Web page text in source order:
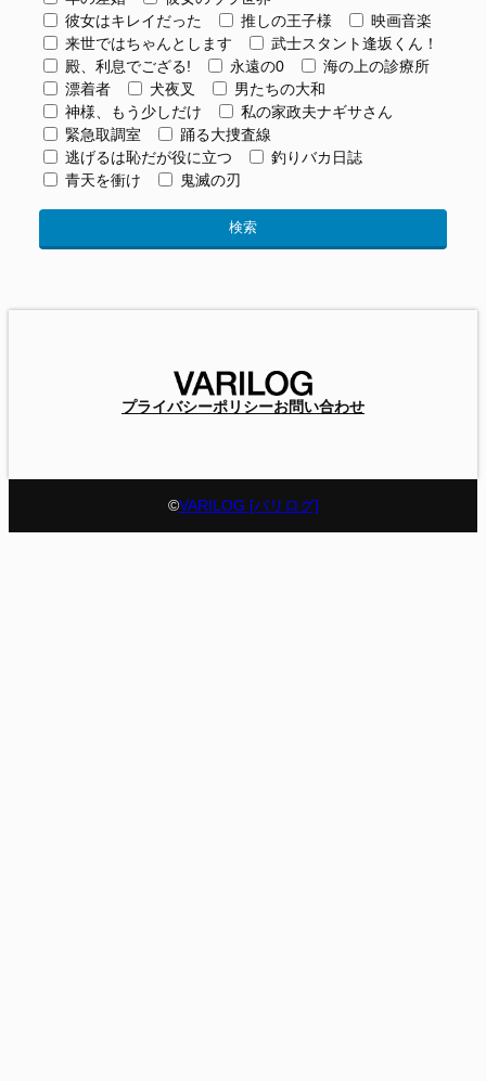
彼女はキレイだった
推しの王子様
映画音楽
来世ではちゃんとします
武士スタント逢坂くん！
殿、利息でござる!
永遠の0
海の上の診療所
漂着者
犬夜叉
男たちの大和
神様、もう少しだけ
私の家政夫ナギサさん
緊急取調室
踊る大捜査線
逃げるは恥だが役に立つ
釣りバカ日誌
青天を衝け
鬼滅の刃
プライバシーポリシーお問い合わせ
©VARILOG [バリログ]